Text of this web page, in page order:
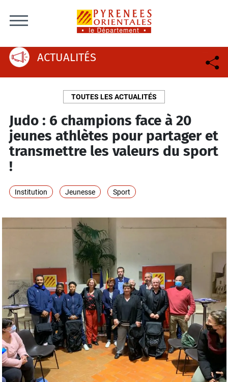
ACTUALITÉS
TOUTES LES ACTUALITÉS
Judo : 6 champions face à 20
jeunes athlètes pour partager et
transmettre les valeurs du sport
!
Institution Jeunesse Sport